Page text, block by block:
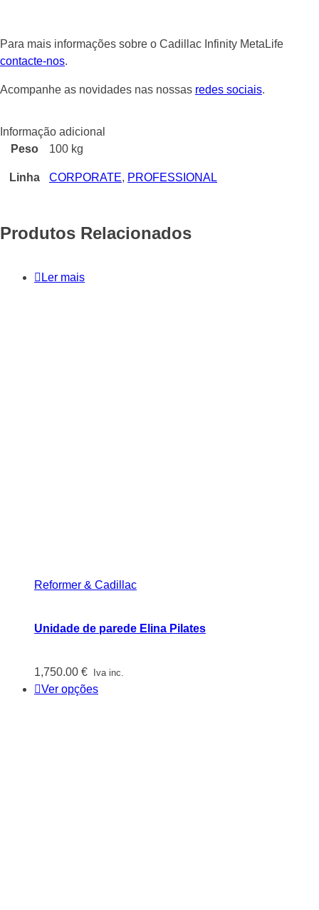
Para mais informações sobre o Cadillac Infinity MetaLife
contacte-nos.
Acompanhe as novidades nas nossas redes sociais.
Informação adicional
Peso
100 kg
Linha CORPORATE, PROFESSIONAL
Produtos Relacionados
Ler mais
Reformer & Cadillac
Unidade de parede Elina Pilates
1,750.00 € Iva inc.
Ver opções